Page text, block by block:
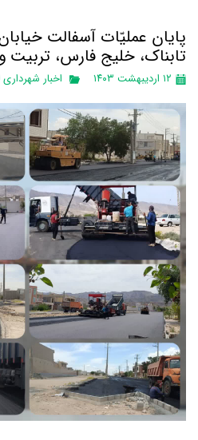
پایان عملیّات آسفالت
تابناک، خلیج فارس، تربیت
۱۲ اردیبهشت ۱۴۰۳ اخبار شهرداری